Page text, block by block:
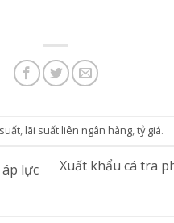
, lãi suất liên ngân hàng,tỷ giá.
áp lực
Xuất khẩu cá tra